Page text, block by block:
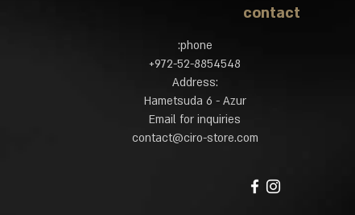
contact
phone:
972-52-8854548​+
:Address
Hametsuda 6 - Azur
Email for inquiries
contact@ciro-store.com